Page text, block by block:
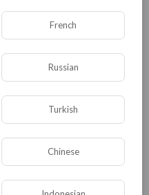
в Турине в
French
Russian
Turkish
Chinese